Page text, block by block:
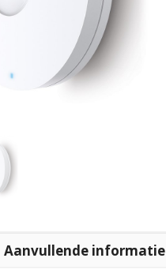
Aanvullende informatie